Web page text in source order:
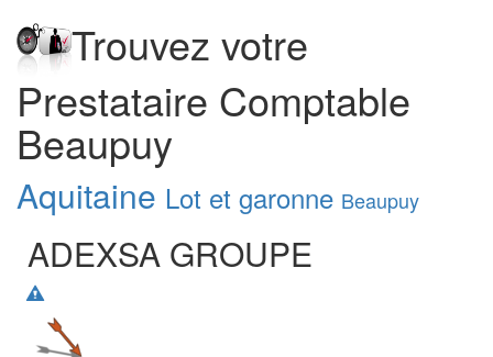
Trouvez votre
Prestataire Comptable
Beaupuy
Aquitaine Lot et garonne Beaupuy
ADEXSA GROUPE